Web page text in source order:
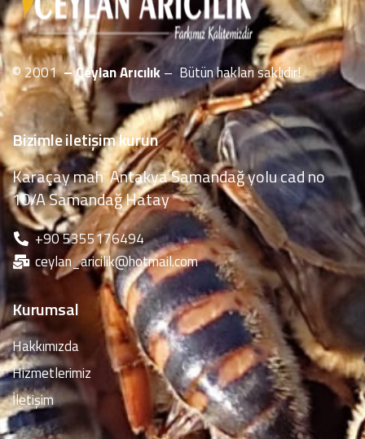
© 2001– Ceylan Arıcılık– Bütün hakları saklıdır!
Bizimle iletişim kurun
Karaçay mah Antakya Samandağ yolu cad no
10/A Samandağ Hatay
‪+90 5355176494
ceylan_aricilik@hotmail.com
Kurumsal
Hakkımızda
Hizmetlerimiz
İletişim